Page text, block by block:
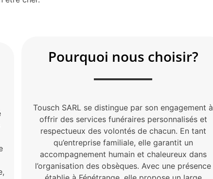
Pourquoi nous choisir?
Tousch SARL se distingue par son engagement à
offrir des services funéraires personnalisés et
respectueux des volontés de chacun. En tant
qu’entreprise familiale, elle garantit un
accompagnement humain et chaleureux dans
l’organisation des obsèques. Avec une présence